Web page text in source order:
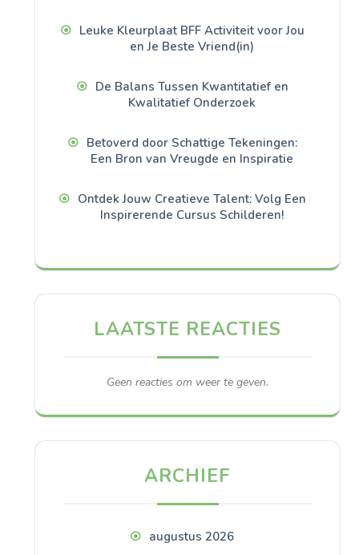
Leuke Kleurplaat BFF Activiteit voor Jou
en Je Beste Vriend(in)
De Balans Tussen Kwantitatief en
Kwalitatief Onderzoek
Betoverd door Schattige Tekeningen:
Een Bron van Vreugde en Inspiratie
Ontdek Jouw Creatieve Talent: Volg Een
Inspirerende Cursus Schilderen!
LAATSTE REACTIES
Geen reacties om weer te geven.
ARCHIEF
augustus 2026